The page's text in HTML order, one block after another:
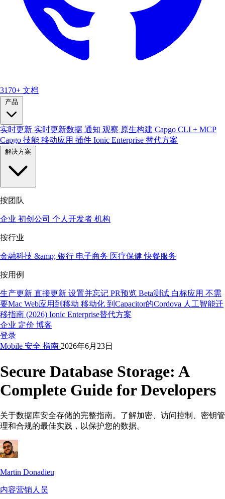
3170+ 文档
产品
实时更新 实时更新数据 通知 观察 原生构建 Capgo CLI + MCP
Capgo 技能 移动应用 插件 Ionic Enterprise 替代方案
解决方案
按团队
企业 初创公司 个人开发者 机构
按行业
金融科技 &amp; 银行 电子商务 医疗保健快餐服务
按用例
生产更新 直接更新 设置并忘记 PR预览 Beta测试 白标应用 不需
要Mac Web应用到移动 移动化 到Capacitor的Cordova 人工智能迁
移指南 (2026) Ionic Enterprise替代方案
企业 定价 博客
登录
Mobile 安全 指南 2026年6月23日
Secure Database Storage: A
Complete Guide for Developers
关于数据库安全存储的完整指南。了解加密、访问控制、密钥管
理和合规的最佳实践，以保护您的数据。
Martin Donadieu
内容营销人员